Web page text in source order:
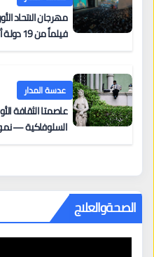
فيلماً من 19 دولة أوروبية بالدخول المجاني
عدسة المدار
السلوفاكية —
الصحةوالعلاج